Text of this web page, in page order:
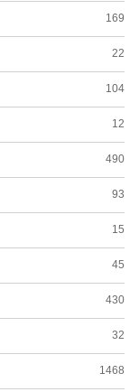
169
22
104
12
490
93
15
45
430
32
1468